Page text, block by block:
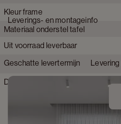
collectie waarin vorm en gebruik
elegantie.
Merk
Type poten
Collectie product
Kleur frame
Materiaal onderstel tafel
Materiaal tafelblad
Afwerking onderstel
Detailkleur tafelblad
Leverings- en montageinfo
Uit voorraad leverbaar
Geschatte levertermijn